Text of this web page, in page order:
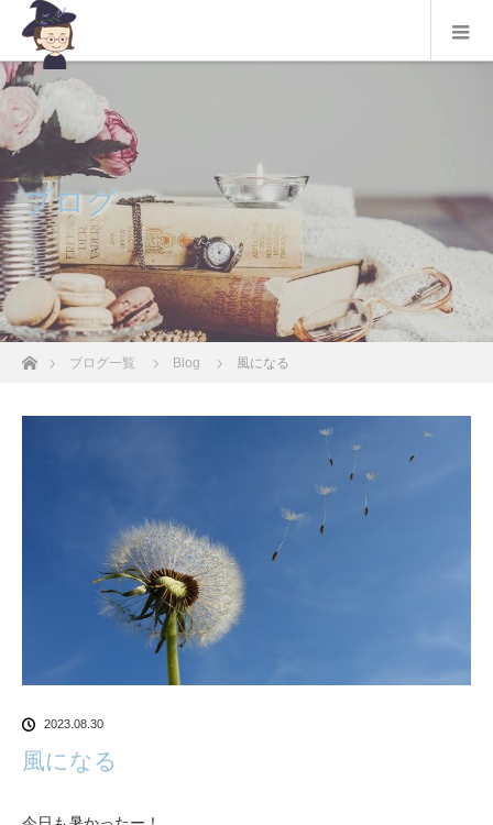
ブログ
ホームブログ一覧 Blog 風になる
2023.08.30
風になる